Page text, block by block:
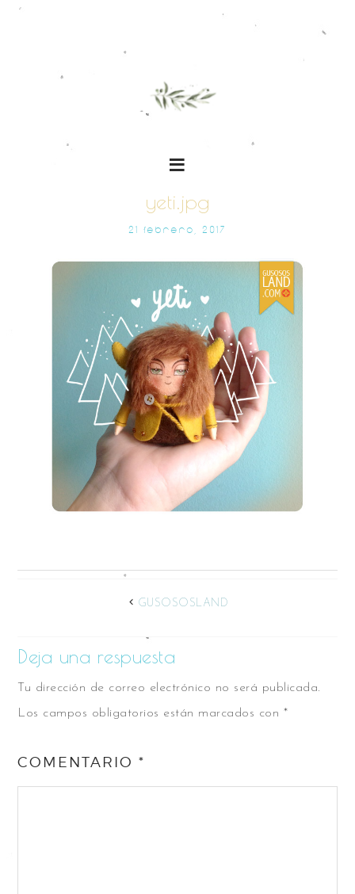
yeti.jpg
21 FEBRERO, 2017
GUSOSOSLAND
Deja una respuesta
Tu dirección de correo electrónico no será publicada.
Los campos obligatorios están marcados con *
COMENTARIO*